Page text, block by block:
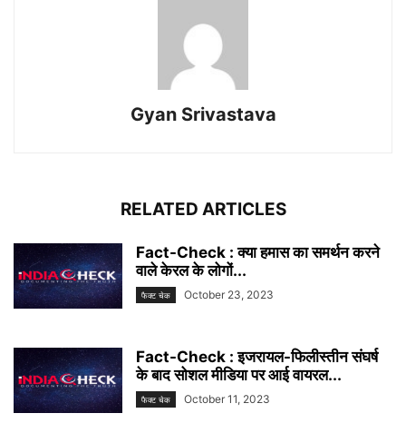
Gyan Srivastava
RELATED ARTICLES
Fact-Check : क्या हमास का समर्थन करने
वाले केरल के लोगों...
फैक्ट चेक October 23, 2023
Fact-Check : इजरायल-फिलीस्तीन संघर्ष
के बाद सोशल मीडिया पर आई वायरल...
फैक्ट चेक October 11, 2023